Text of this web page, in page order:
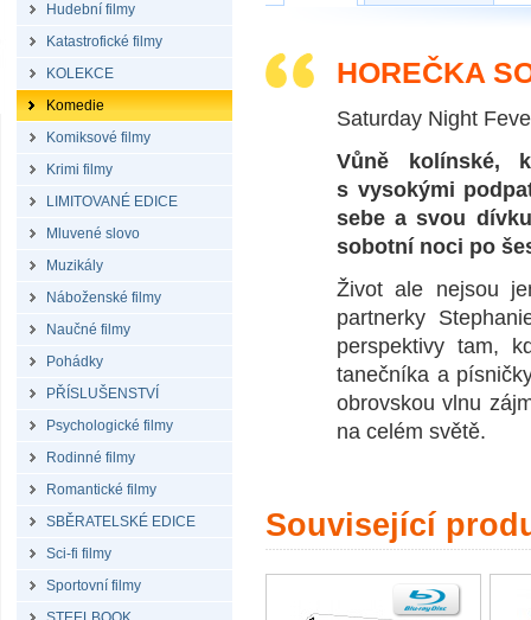
Hudební filmy
Katastrofické filmy
KOLEKCE
Komedie
Komiksové filmy
Krimi filmy
LIMITOVANÉ EDICE
Mluvené slovo
Muzikály
Náboženské filmy
Naučné filmy
Pohádky
PŘÍSLUŠENSTVÍ
Psychologické filmy
Rodinné filmy
Romantické filmy
SBĚRATELSKÉ EDICE
Sci-fi filmy
Sportovní filmy
HOREČKA
Saturday Night
Vůně kolínské,
s vysokými
sebe a svou
sobotní noci po
Život ale nejsou
partnerky
perspektivy tam,
tanečníka a
obrovskou vlnu
na celém světě.
Související